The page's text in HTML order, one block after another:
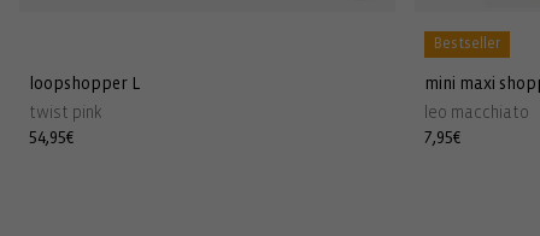
loopshopper L
twist pink
Normaler
54,95€
Bestseller
mini maxi
leo macchiato
Normaler
7,95€